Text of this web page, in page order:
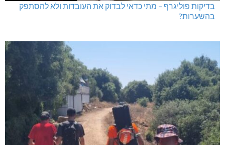
בדיקות פוליגרף – מתי כדאי לבדוק את העובדות ולא להסתפק
בהשערות?